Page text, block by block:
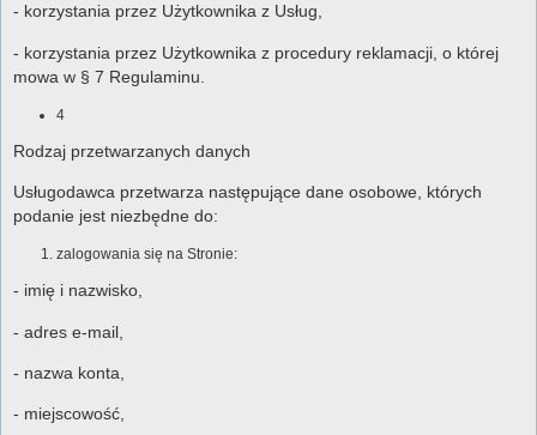
- korzystania przez Użytkownika z Usług,
- korzystania przez Użytkownika z procedury reklamacji, o której
mowa w § 7 Regulaminu.
4
Rodzaj przetwarzanych danych
Usługodawca przetwarza następujące dane osobowe, których
podanie jest niezbędne do:
zalogowania się na Stronie:
- imię i nazwisko,
- adres e-mail,
- nazwa konta,
- miejscowość,